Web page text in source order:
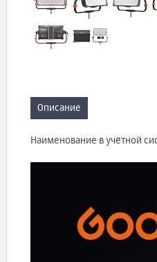
Описание
Наименование в учётной